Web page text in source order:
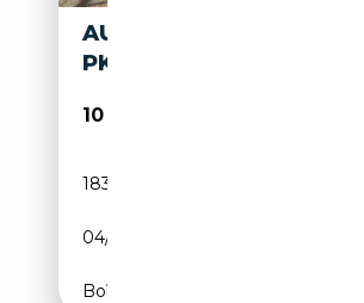
AUDI TT 1.8 T
PK
10 750€
183 745 km
04/2006
Boîte manuelle